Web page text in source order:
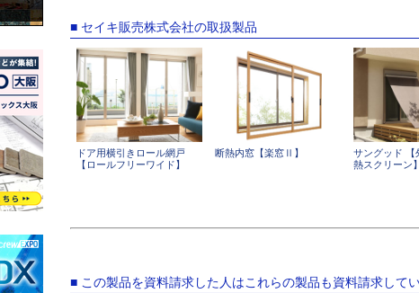
■ セイキ販売株式会社の取扱製品
ドア用横引きロール網戸
【ロールフリーワイド】
断熱内窓【楽窓Ⅱ】
サングッド 【
熱スクリーン】
■ この製品を資料請求した人はこれらの製品も資料請求して